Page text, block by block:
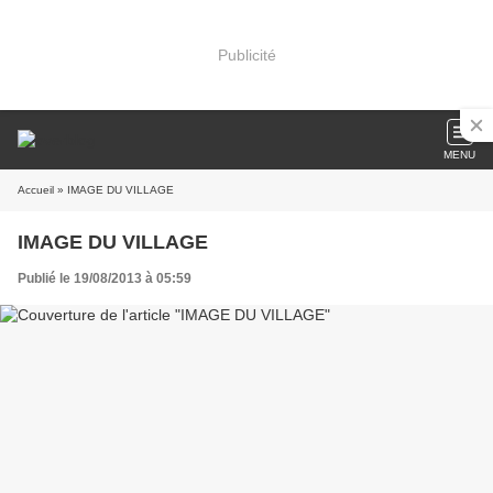
Publicité
MENU
Accueil » IMAGE DU VILLAGE
IMAGE DU VILLAGE
Publié le 19/08/2013 à 05:59